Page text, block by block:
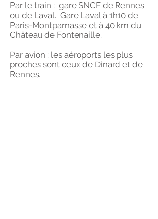
Par le train : gare SNCF de Rennes
ou de Laval. Gare Laval à 1h10 de
Paris-Montparnasse et à 40 km du
Château de Fontenaille.
Par avion : les aéroports les plus
proches sont ceux de Dinard et de
Rennes.